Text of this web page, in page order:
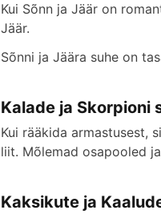
Kui Sõnn ja Jäär on
Jäär.
Sõnni ja Jäära suhe on
Kalade ja Skorpioni
Kui rääkida armastusest,
liit. Mõlemad osapooled
Kaksikute ja